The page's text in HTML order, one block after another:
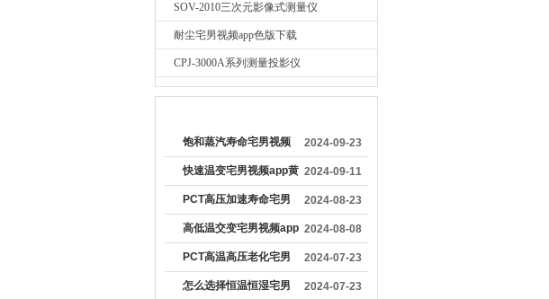
SOV-2010三次元影像式测量仪
耐尘宅男视频app色版下载
CPJ-3000A系列测量投影仪
饱和蒸汽寿命宅男视频
app色版下载的操作方法
和维护保养步骤
2024-09-23
快速温变宅男视频app黄
版下载保养
2024-09-11
PCT高压加速寿命宅男
视频app黄版下载可用于
评估汽车用电子设备在
特殊条件下的性能
2024-08-23
高低温交变宅男视频app
黄版下载的维护方法
2024-08-08
PCT高温高压老化宅男
视频app黄版下载确保试
2024-07-23
怎么选择恒温恒湿宅男 2024-07-23